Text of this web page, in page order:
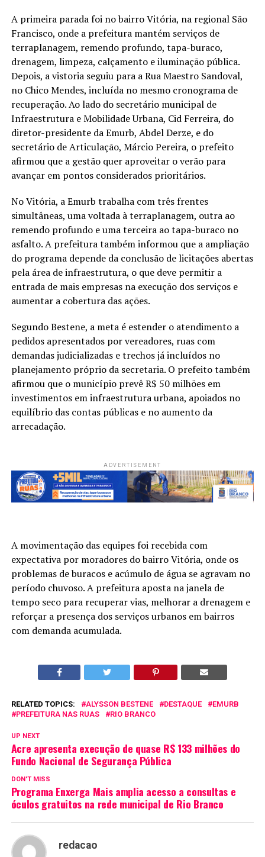
A primeira parada foi no bairro Vitória, na regional São
Francisco, onde a prefeitura mantém serviços de
terraplanagem, remendo profundo, tapa-buraco,
drenagem, limpeza, calçamento e iluminação pública.
Depois, a vistoria seguiu para a Rua Maestro Sandoval,
no Chico Mendes, incluída no mesmo cronograma de
recuperação. Ao lado do secretário municipal de
Infraestrutura e Mobilidade Urbana, Cid Ferreira, do
diretor-presidente da Emurb, Abdel Derze, e do
secretário de Articulação, Márcio Pereira, o prefeito
afirmou que a gestão quer aproveitar o verão para
avançar em pontos considerados prioritários.
No Vitória, a Emurb trabalha com três frentes
simultâneas, uma voltada à terraplanagem, outra ao
remendo profundo e uma terceira ao tapa-buraco no
asfalto. A prefeitura também informou que a ampliação
do programa depende da conclusão de licitações abertas
pela área de infraestrutura, o que deve permitir a
entrada de mais empresas na execução dos serviços e
aumentar a cobertura das ações.
Segundo Bestene, a meta é estender o atendimento a
pedidos apresentados por vereadores, ruas com
demandas judicializadas e trechos já incluídos no
planejamento próprio da secretaria. O prefeito também
afirmou que o município prevê R$ 50 milhões em
investimentos em infraestrutura urbana, apoiados no
equilíbrio das contas públicas e no aumento da
arrecadação.
ADVERTISEMENT
A movimentação das equipes foi recebida com
expectativa por moradores do bairro Vitória, onde os
problemas de buracos e acúmulo de água se agravam no
período chuvoso. A prefeitura aposta na janela de
tempo seco para recuperar vias, melhorar a drenagem e
reforçar a presença dos serviços urbanos em bairros
com demanda acumulada.
RELATED TOPICS: ALYSSON BESTENE DESTAQUE
EMURB
PREFEITURA NAS RUAS
RIO BRANCO
UP NEXT
Acre apresenta execução de quase R$ 133 milhões do
Fundo Nacional de Segurança Pública
DON'T MISS
Programa Enxerga Mais amplia acesso a consultas e
óculos gratuitos na rede municipal de Rio Branco
redacao